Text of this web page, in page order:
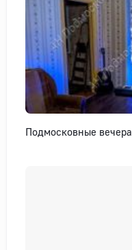
Подмосковные вечера